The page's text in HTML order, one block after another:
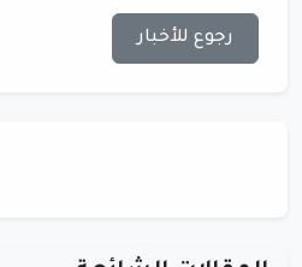
رجوع للأخبار